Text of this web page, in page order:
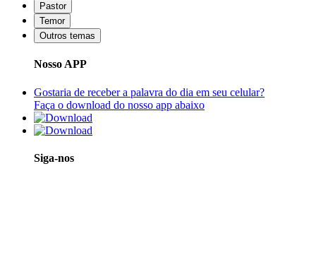
Pastor
Temor
Outros temas
Nosso APP
Gostaria de receber a palavra do dia em seu celular?
Faça o download do nosso app abaixo
Siga-nos